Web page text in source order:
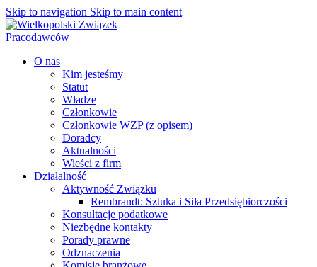
Skip to navigation Skip to main content
O nas
Kim jesteśmy
Statut
Władze
Członkowie
Członkowie WZP (z opisem)
Doradcy
Aktualności
Wieści z firm
Działalność
Aktywność Związku
Rembrandt: Sztuka i Siła Przedsiębiorczości
Konsultacje podatkowe
Niezbędne kontakty
Porady prawne
Odznaczenia